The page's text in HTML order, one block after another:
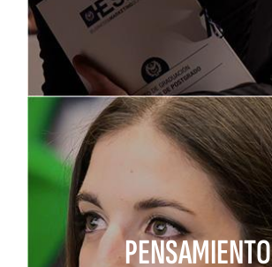
PENSAMIENTO